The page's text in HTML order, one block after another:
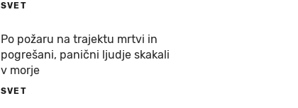
SVET
Po požaru na trajektu mrtvi in
pogrešani, panični ljudje skakali
v morje
SVET